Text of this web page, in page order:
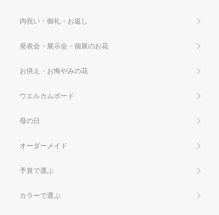
内祝い・御礼・お返し
発表会・展示会・個展のお花
お供え・お悔やみの花
ウエルカムボード
母の日
オーダーメイド
予算で選ぶ
カラーで選ぶ